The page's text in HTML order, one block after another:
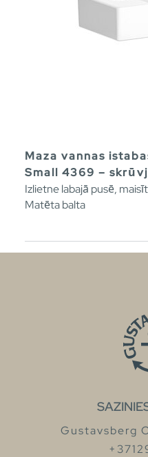
Maza vannas
Small 4369 –
Izlietne labajā pusē,
Matēta balta
Gustavsberg